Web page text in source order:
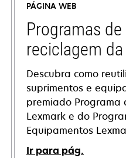
new
tab
PÁGINA WEB
Programas
reciclagem
Descubra como
suprimentos e
premiado Programa
Lexmark e do
Equipamentos
Ir para pág.